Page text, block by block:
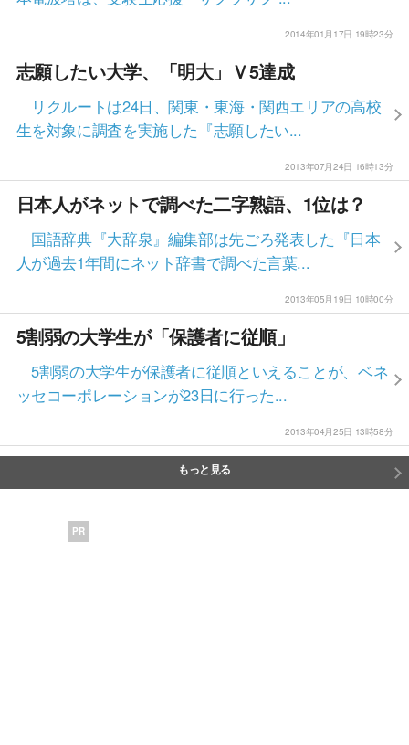
2014年01月17日 19時23分
志願したい大学、「明大」Ｖ5達成
リクルートは24日、関東・東海・関西エリアの高校
生を対象に調査を実施した『志願したい...
2013年07月24日 16時13分
日本人がネットで調べた二字熟語、1位は？
国語辞典『大辞泉』編集部は先ごろ発表した『日本
人が過去1年間にネット辞書で調べた言葉...
2013年05月19日 10時00分
5割弱の大学生が「保護者に従順」
5割弱の大学生が保護者に従順といえることが、ベネ
ッセコーポレーションが23日に行った...
2013年04月25日 13時58分
もっと見る
PR